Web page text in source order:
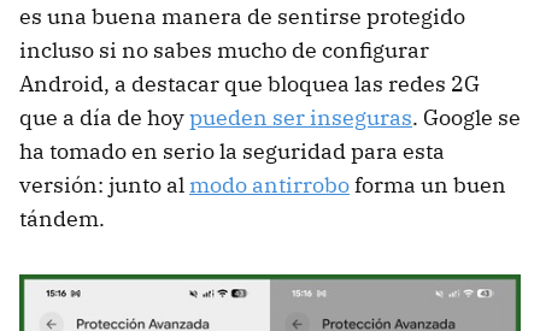
es una buena manera de sentirse protegido
incluso si no sabes mucho de configurar
Android, a destacar que bloquea las redes 2G
que a día de hoypueden ser inseguras. Google se
ha tomado en serio la seguridad para esta
versión: junto al modo antirroboforma un buen
tándem.